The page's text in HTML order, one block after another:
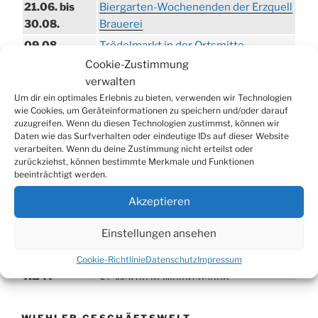
Cookie-Zustimmung
verwalten
Um dir ein optimales Erlebnis zu bieten, verwenden wir Technologien
wie Cookies, um Geräteinformationen zu speichern und/oder darauf
zuzugreifen. Wenn du diesen Technologien zustimmst, können wir
Daten wie das Surfverhalten oder eindeutige IDs auf dieser Website
verarbeiten. Wenn du deine Zustimmung nicht erteilst oder
zurückziehst, können bestimmte Merkmale und Funktionen
beeinträchtigt werden.
Akzeptieren
Einstellungen ansehen
Cookie-RichtlinieDatenschutzImpressum
21.06. bis
30.08.
Biergarten-Wochenenden der Erzquell
Brauerei
09.08.
Trödelmarkt in der Ortsmitte
Sommerfest in Helmerhausen
Beach-Volleyball-Turnier
13.09.
Wandertag
19.09.
Treckertreffen in Hengstenberg
ab 24.09.
Herbstprogramm im Burghaus
26.09.
Herbstbasar
80er/90er–Party
31.10.
Erzquell Brauerei: Halloween Party
Katharinenball in der Aula
St. Martin in Oberbantenberg
09.11.
St. Martin in Weiershagen